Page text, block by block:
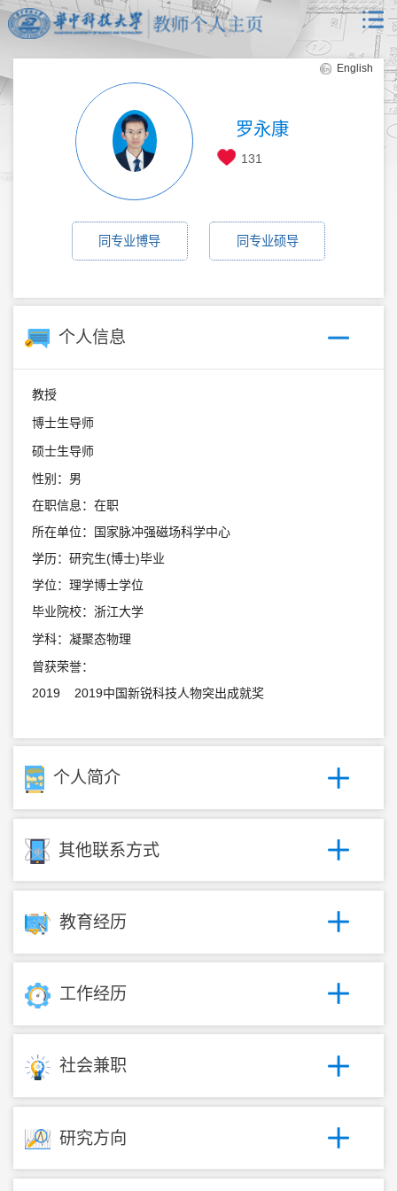
English
罗永康
131
同专业博导 同专业硕导
个人信息
教授
博士生导师
硕士生导师
性别：男
在职信息：在职
所在单位：国家脉冲强磁场科学中心
学历：研究生(博士)毕业
学位：理学博士学位
毕业院校：浙江大学
学科：凝聚态物理
曾获荣誉：
2019 2019中国新锐科技人物突出成就奖
个人简介
其他联系方式
教育经历
工作经历
社会兼职
研究方向